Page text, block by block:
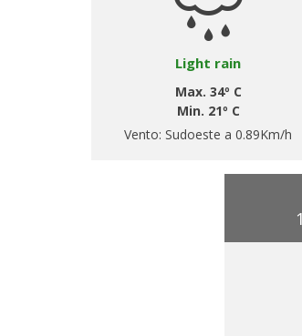
Light rain
Max. 34º C
Min. 21º C
Vento: Sudoeste a 0.89Km/h